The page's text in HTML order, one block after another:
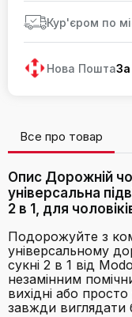
Кур'єром по
Нова Пошта
Все про товар
Опис Дорожній
універсальна
2 в 1, для
Подорожуйте з
універсальному
сукні 2 в 1 від
незамінним
вихідні або
завжди виглядати